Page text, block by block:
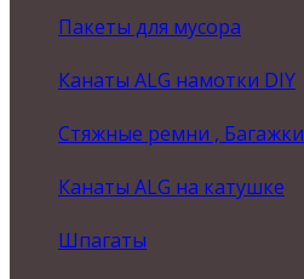
Пакеты для мусора
Канаты ALG намотки DIY
Стяжные ремни , Багажки
Канаты ALG на катушке
Шпагаты